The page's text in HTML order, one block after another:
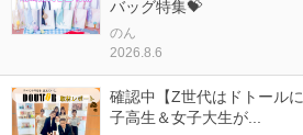
バッグ特集💝
のん
2026.8.6
確認中【Z世代はドトール
子高生＆女子大生が...